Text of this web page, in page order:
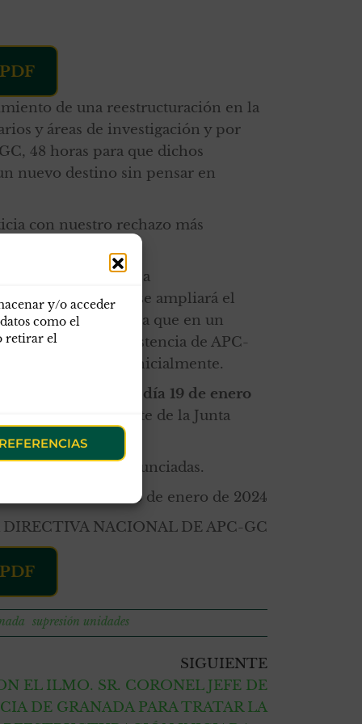
y/o acceder
como el
retirar el
de una reestructuración en la
y áreas de investigación y por
48 horas para que dichos
nuevo destino sin pensar en
con nuestro rechazo más
la tarde y parte de la
comunican que se ampliará el
de las vacantes, ya que en un
y tras la insistencia de APC-
solo la ofertada inicialmente.
de mañana del día 19 de enero
la cual asistirá parte de la Junta
anunciadas.
18 de enero de 2024
DIRECTIVA NACIONAL DE APC-GC
supresión unidades
SIGUIENTE
EL ILMO. SR. CORONEL JEFE DE
DE GRANADA PARA TRATAR LA